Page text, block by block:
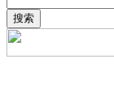
搜索